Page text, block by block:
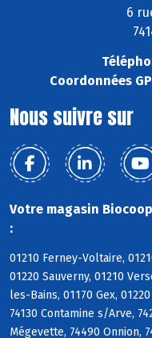
6
Coordonnées
Nous suivre sur
Votre magasin
:
01210 Ferney-Voltaire,
01220 Sauverny, 01210
les-Bains, 01170 Gex,
74130 Contamine s/Arve,
Mégevette, 74490 Onnion,